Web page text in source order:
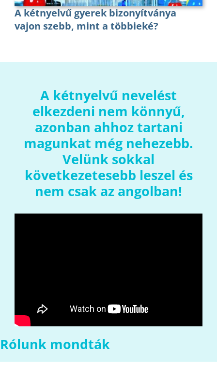
A kétnyelvű gyerek bizonyítványa
vajon szebb, mint a többieké?
A kétnyelvű nevelést
elkezdeni nem könnyű,
azonban ahhoz tartani
magunkat még nehezebb.
Velünk sokkal
következetesebb leszel és
nem csak az angolban!
Rólunk mondták